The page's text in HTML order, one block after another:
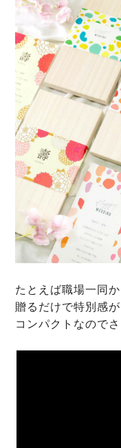
たとえば職場一同
贈るだけで特別感
コンパクトなので